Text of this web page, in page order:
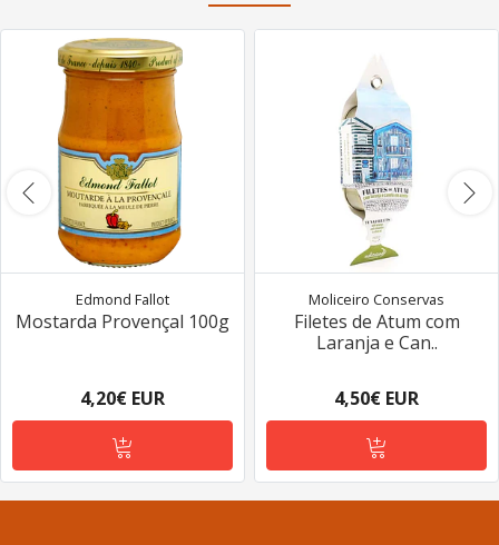
Edmond Fallot
Mostarda Provençal 100g
4,20€ EUR
Moliceiro Conservas
Filetes de Atum com
Laranja e Can..
4,50€ EUR